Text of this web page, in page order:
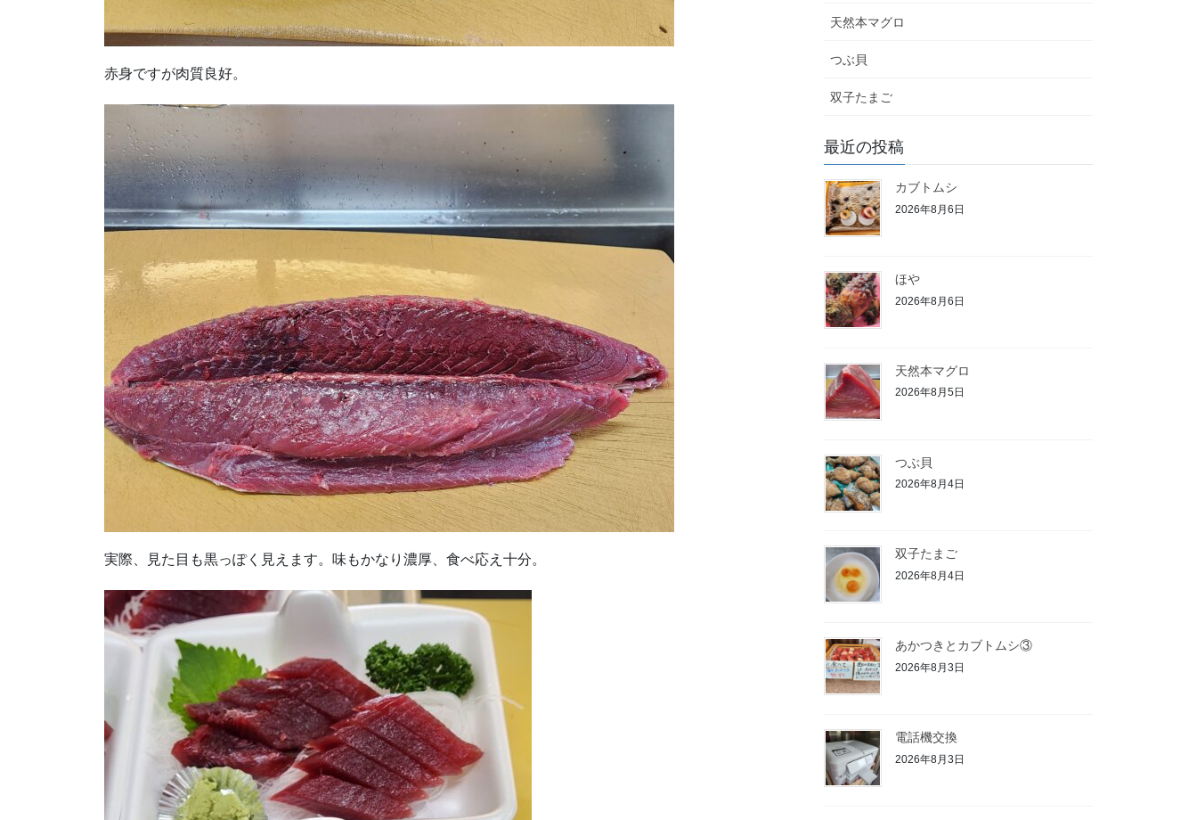
赤身ですが肉質良好。
実際、見た目も黒っぽく見えます。味もかなり濃厚、食べ応え十分。
天然本マグロ
つぶ貝
双子たまご
最近の投稿
カブトムシ
2026年8月6日
ほや
2026年8月6日
天然本マグロ
2026年8月5日
つぶ貝
2026年8月4日
双子たまご
2026年8月4日
あかつきとカブトムシ③
2026年8月3日
電話機交換
2026年8月3日